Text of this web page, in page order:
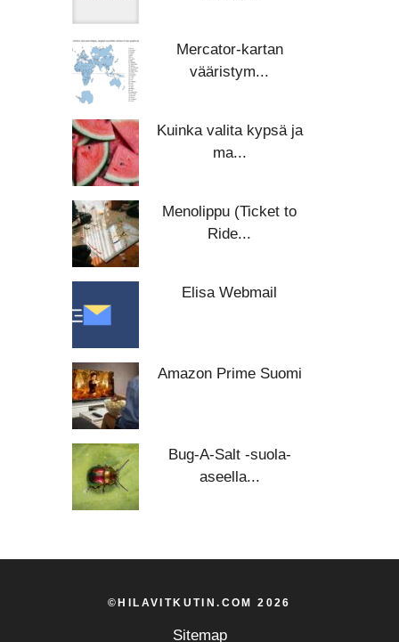
Mercator-kartan
vääristym...
Kuinka valita kypsä ja
ma...
Menolippu (Ticket to
Ride...
Elisa Webmail
Amazon Prime Suomi
Bug-A-Salt -suola-
aseella...
©HILAVITKUTIN.COM 2026
Sitemap